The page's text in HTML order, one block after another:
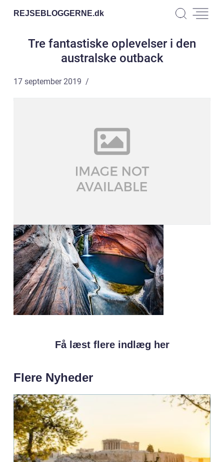
REJSEBLOGGERNE.dk
Tre fantastiske oplevelser i den
australske outback
17 september 2019
Få læst flere indlæg her
Flere Nyheder